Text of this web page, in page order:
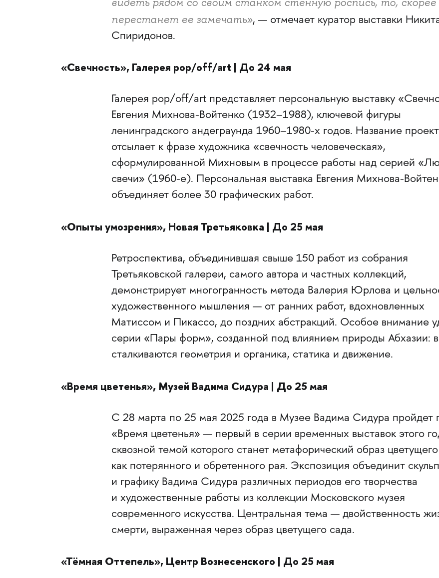
перестанет ее замечать», — отмечает куратор выставки
Спиридонов.
«Свечность», Галерея pop/off/art | До 24 мая
Галерея pop/off/art представляет персональную выставку
Евгения Михнова-Войтенко (1932–1988), ключевой фигуры
ленинградского андеграунда 1960–1980-х годов. Название
отсылает к фразе художника «свечность человеческая»,
сформулированной Михновым в процессе работы над серией
свечи» (1960-е). Персональная выставка Евгения Михнова-
объединяет более 30 графических работ.
«Опыты умозрения», Новая Третьяковка | До 25 мая
Ретроспектива, объединившая свыше 150 работ из собрания
Третьяковской галереи, самого автора и частных коллекций,
демонстрирует многогранность метода Валерия Юрлова и
художественного мышления — от ранних работ, вдохновленных
Матиссом и Пикассо, до поздних абстракций. Особое внимание
серии «Пары форм», созданной под влиянием природы Абхазии:
сталкиваются геометрия и органика, статика и движение.
«Время цветенья», Музей Вадима Сидура | До 25 мая
С 28 марта по 25 мая 2025 года в Музее Вадима Сидура пройдет
«Время цветенья» — первый в серии временных выставок этого
сквозной темой которого станет метафорический образ
как потерянного и обретенного рая. Экспозиция объединит
и графику Вадима Сидура различных периодов его творчества
и художественные работы из коллекции Московского музея
современного искусства. Центральная тема — двойственность
смерти, выраженная через образ цветущего сада.
«Тёмная Оттепель», Центр Вознесенского | До 25 мая